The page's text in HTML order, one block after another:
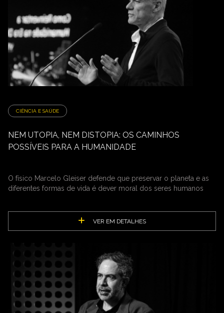
CIÊNCIA E SAÚDE
NEM UTOPIA, NEM DISTOPIA: OS CAMINHOS
POSSÍVEIS PARA A HUMANIDADE
O físico Marcelo Gleiser defende que preservar o planeta e as
diferentes formas de vida é dever moral dos seres humanos
VER EM DETALHES